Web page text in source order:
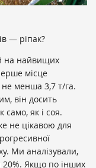
— ріпак?
на найвищих
місце
менша 3,7 т/га.
він досить
само, як і соя.
не цікавою для
Ми аналізували,
20%. Якщо по інших